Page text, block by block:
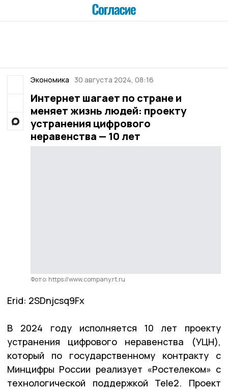
Экономика 30 августа 2024, 08:16
Интернет шагает по стране и
меняет жизнь людей: проекту
устранения цифрового
неравенства — 10 лет
Фото: https://www.company.rt.ru
Erid: 2SDnjcsq9Fx
В 2024 году исполняется 10 лет проекту
устранения цифрового неравенства (УЦН),
который по государственному контракту с
Минцифры России реализует «Ростелеком» с
технологической поддержкой Tele2. Проект